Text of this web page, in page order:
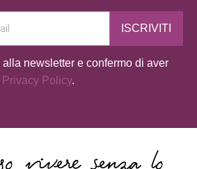
ISCRIVITI
newsletter e confermo di aver
Privacy Policy.